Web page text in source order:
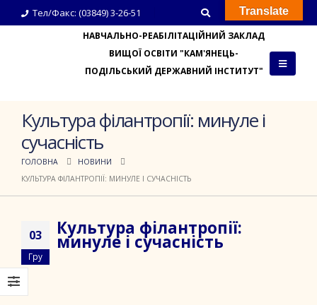
Тел/Факс: (03849) 3-26-51
НАВЧАЛЬНО-РЕАБІЛІТАЦІЙНИЙ ЗАКЛАД
ВИЩОЇ ОСВІТИ "КАМ'ЯНЕЦЬ-
ПОДІЛЬСЬКИЙ ДЕРЖАВНИЙ ІНСТИТУТ"
Культура філантропії: минуле і
сучасність
ГОЛОВНА
НОВИНИ
КУЛЬТУРА ФІЛАНТРОПІЇ: МИНУЛЕ І СУЧАСНІСТЬ
03
Гру
Культура філантропії:
минуле і сучасність
Translate